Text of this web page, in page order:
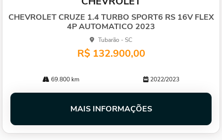
CHEVROLET CRUZE 1.4 TURBO SPORT6 RS 16V FLEX
4P AUTOMATICO 2023
Tubarão - SC
R$ 132.900,00
69.800 km 2022/2023
MAIS INFORMAÇÕES